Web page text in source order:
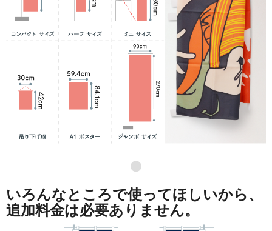
●
いろんなところで使ってほしいから、
追加料金は必要ありません。